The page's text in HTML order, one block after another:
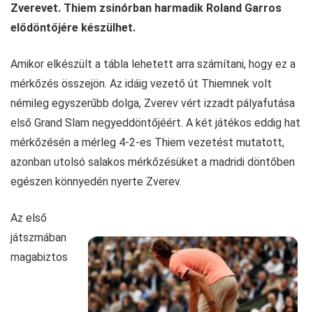
Zverevet. Thiem zsinórban harmadik Roland Garros
elődöntőjére készülhet.
Amikor elkészült a tábla lehetett arra számítani, hogy ez a
mérkőzés összejön. Az idáig vezető út Thiemnek volt
némileg egyszerűbb dolga, Zverev vért izzadt pályafutása
első Grand Slam negyeddöntőjéért. A két játékos eddig hat
mérkőzésén a mérleg 4-2-es Thiem vezetést mutatott,
azonban utolsó salakos mérkőzésüket a madridi döntőben
egészen könnyedén nyerte Zverev.
Az első
játszmában
magabiztos